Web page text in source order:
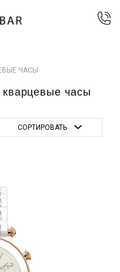
ЧАСЫ
часы
СОРТИРОВАТЬ